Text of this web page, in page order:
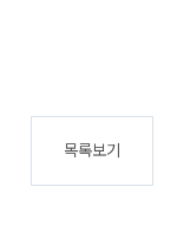
목록보기